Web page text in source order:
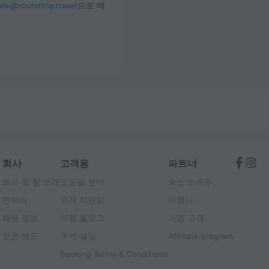
으로 메
회사
회사 및 팀 소개
연락처
채용 정보
언론 보도
고객용
도움말 센터
여행 블로그
쿠키 설정
Booking Terms & Conditions
파트너
숙소 소유주
여행사
Affiliate program